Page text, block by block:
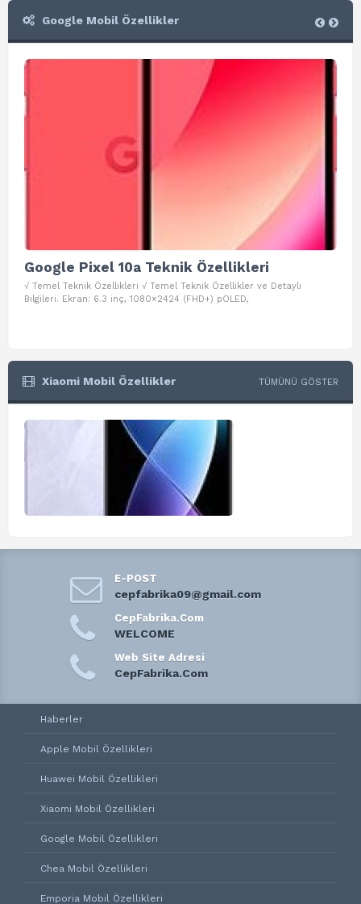
Google Mobil Özellikler
Google Pixel 10a Teknik Özellikleri
√ Temel Teknik Özellikleri √ Temel Teknik Özellikler ve Detaylı
Bilgileri. Ekran: 6.3 inç, 1080×2424 (FHD+) pOLED,
Xiaomi Mobil Özellikler TÜMÜNÜ GÖSTER
E-POST
cepfabrika09@gmail.com
CepFabrika.Com
WELCOME
Web Site Adresi
CepFabrika.Com
Haberler
Apple Mobil Özellikleri
Huawei Mobil Özellikleri
Xiaomi Mobil Özellikleri
Google Mobil Özellikleri
Chea Mobil Özellikleri
Emporia Mobil Özellikleri